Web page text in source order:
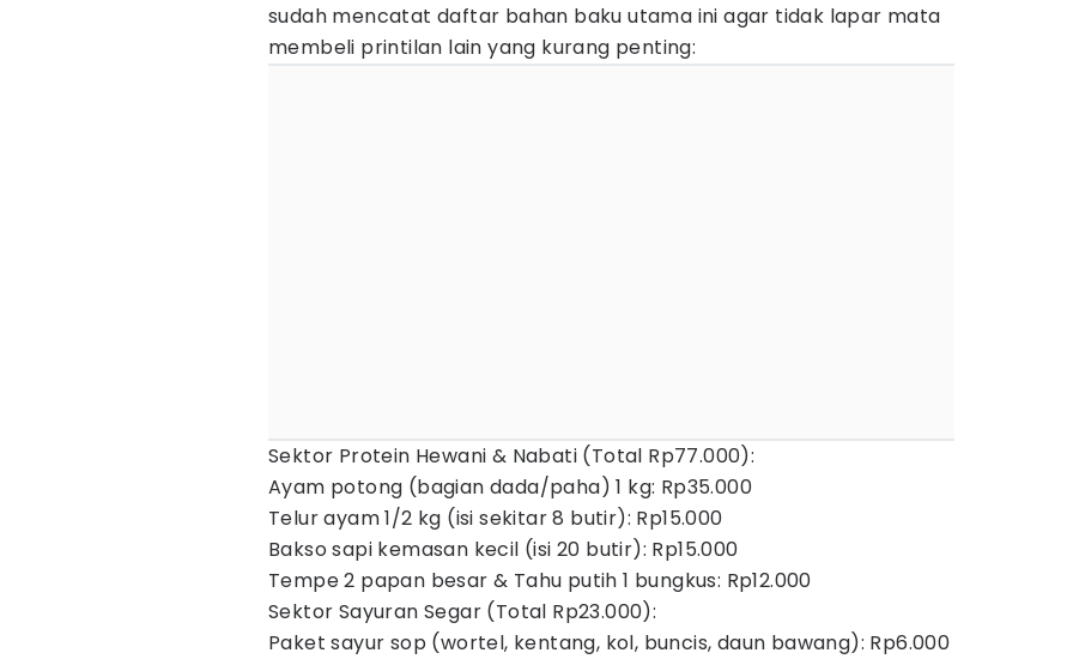
sudah mencatat daftar bahan baku utama ini agar tidak lapar mata
membeli printilan lain yang kurang penting:
Sektor Protein Hewani & Nabati (Total Rp77.000):
Ayam potong (bagian dada/paha) 1 kg: Rp35.000
Telur ayam 1/2 kg (isi sekitar 8 butir): Rp15.000
Bakso sapi kemasan kecil (isi 20 butir): Rp15.000
Tempe 2 papan besar & Tahu putih 1 bungkus: Rp12.000
Sektor Sayuran Segar (Total Rp23.000):
Paket sayur sop (wortel, kentang, kol, buncis, daun bawang): Rp6.000